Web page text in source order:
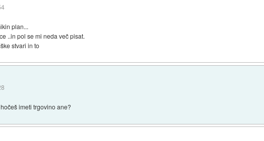
plan...
..in pol se mi neda več pisat.
stvari in to
imeti trgovino ane?